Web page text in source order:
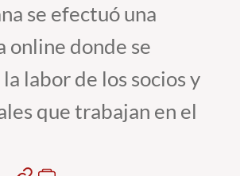
se efectuó una
online donde se
labor de los socios y
que trabajan en el